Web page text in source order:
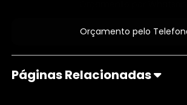
Orçamento pelo
Páginas Relacionadas